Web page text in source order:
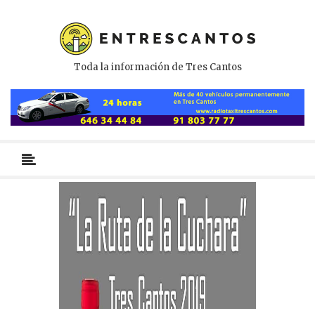
Toda la información de Tres Cantos
primario